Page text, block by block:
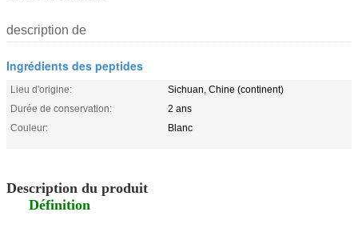
description de
Ingrédients des peptides
Lieu d'origine:
Sichuan, Chine (continent)
Durée de conservation:
2 ans
Couleur:
Blanc
Description du produit
Définition